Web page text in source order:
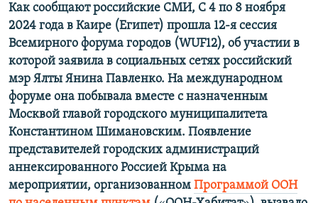
Как сообщают российские СМИ, С 4 по 8 ноября
2024 года в Каире (Египет) прошла 12-я сессия
Всемирного форума городов (WUF12), об участии в
которой заявила в социальных сетях российский
мэр Ялты Янина Павленко. На международном
форуме она побывала вместе с назначенным
Москвой главой городского муниципалитета
Константином Шимановским. Появление
представителей городских администраций
аннексированного Россией Крыма на
мероприятии, организованном Программой ООН